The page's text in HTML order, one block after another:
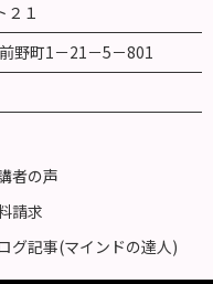
１
野町1－21－5－801
者の声
請求
グ記事(マインドの達人)